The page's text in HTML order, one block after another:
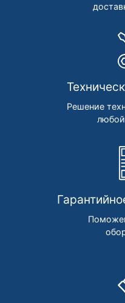
Решение